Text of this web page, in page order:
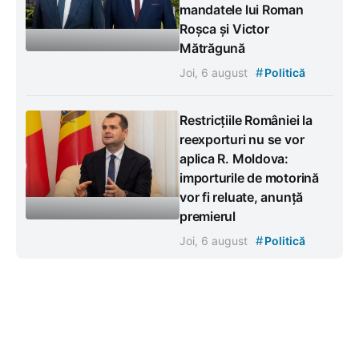
mandatele lui Roman
Roșca și Victor
Mătrăgună
Joi, 6 august #Politică
Restricțiile României la
reexporturi nu se vor
aplica R. Moldova:
importurile de motorină
vor fi reluate, anunță
premierul
Joi, 6 august #Politică